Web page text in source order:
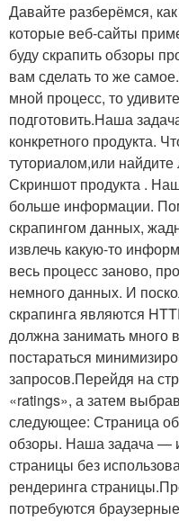
Давайте разберёмся,
которые веб-сайты
буду скрапить обзоры
вам сделать то же
мной процесс, то
подготовить.Наша
конкретного продукта.
туториалом,или
Скриншот продукта .
больше информации.
скрапингом данных,
извлечь какую-то
весь процесс заново,
немного данных. И
скрапинга являются
должна занимать много
постараться
запросов.Перейдя на
«ratings», а затем
следующее: Страница
обзоры. Наша задача —
страницы без
рендеринга
потребуются